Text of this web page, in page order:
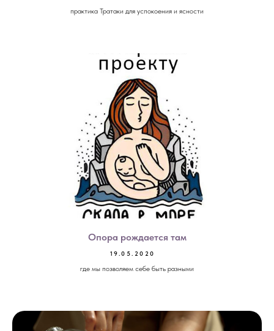
практика Тратаки для успокоения и ясности
Опора рождается там
19.05.2020
где мы позволяем себе быть разными